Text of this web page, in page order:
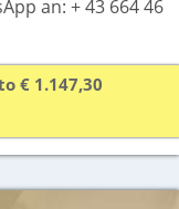
an: + 43 664 46
€ 1.147,30